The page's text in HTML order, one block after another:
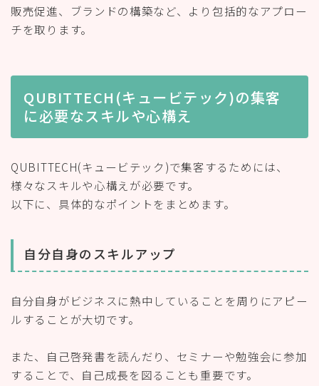
販売促進、ブランドの構築など、より包括的なアプロー
チを取ります。
QUBITTECH(キュービテック)の集客
に必要なスキルや心構え
QUBITTECH(キュービテック)で集客するためには、
様々なスキルや心構えが必要です。
以下に、具体的なポイントをまとめます。
自分自身のスキルアップ
自分自身がビジネスに熱中していることを周りにアピー
ルすることが大切です。
また、自己啓発書を読んだり、セミナーや勉強会に参加
することで、自己成長を図ることも重要です。